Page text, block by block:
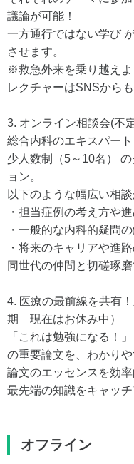
議論が可能！
一方通行ではない学び
させます。
※救急外来を乗り越えよ
レクチャーはSNSから
3. オンライン相談会(不
総合内科のエキスパー
少人数制（5～10名）
ョン。
以下のような幅広い相談
・担当症例の考え方や
・一般的な内科的疑問
・将来のキャリアや進
同世代の仲間と切磋琢
4. 医療の最前線を共有
期 現在はお休み中）
「これは勉強になる！
の重要論文を、わかり
論文のエッセンスを効
最先端の知識をキャッチ
オフライン